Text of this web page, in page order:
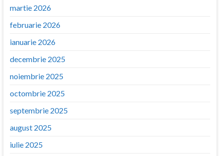
martie 2026
februarie 2026
ianuarie 2026
decembrie 2025
noiembrie 2025
octombrie 2025
septembrie 2025
august 2025
iulie 2025